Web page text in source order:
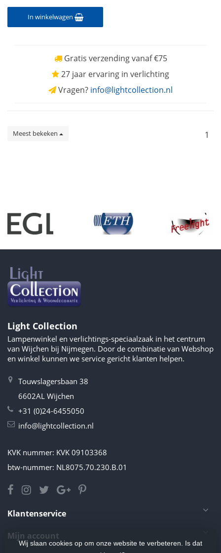
In winkelwagen
Gratis verzending vanaf €75
27 jaar ervaring in verlichting
Vragen? info@lightcollection.nl
Meest bekeken 1
Light Collection
Lampenwinkel en verlichtings-speciaalzaak in het centrum
van Wijchen bij Nijmegen. Door de combinatie van Webshop
en winkel kunnen we service gericht klanten helpen.
Touwslagersbaan 38
6602AL Wijchen
+31 (0)24-6455050
info@lightcollection.nl
KVK nummer: KVK 09103368
btw-nummer: NL8075.70.230.B.01
Klantenservice
Mijn account
Wij slaan cookies op om onze website te verbeteren. Is dat